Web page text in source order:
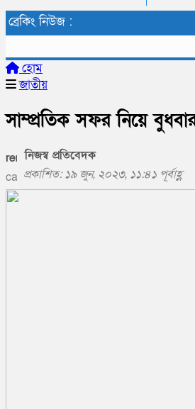
ব্রেকিং নিউজ :
হোম
জাতীয়
সাম্প্রতিক সফর নিয়ে
নিজস্ব প্রতিবেদক
প্রকাশিত: ১৯ জুন, ২০২৩, ১১:৪১ পূর্বাহ্ণ